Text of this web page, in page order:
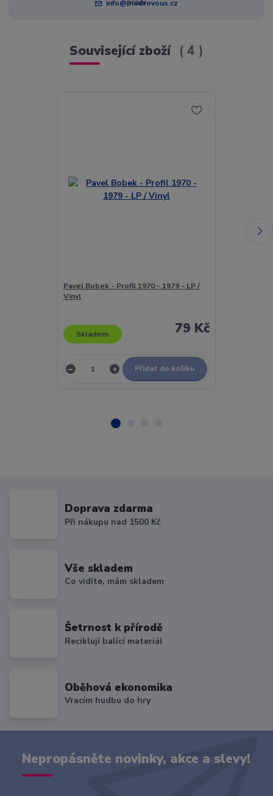
info@modrovous.cz
Související zboží 4
Pavel Bobek - Profil 1970 - 1979 - LP /
Vinyl
79 Kč
Skladem
Přidat do košíku
Doprava zdarma
Při nákupu nad 1500 Kč
Vše skladem
Co vidíte, mám skladem
Šetrnost k přírodě
Recikluji balící materiál
Oběhová ekonomika
Vracím hudbu do hry
Nepropásněte novinky, akce a slevy!